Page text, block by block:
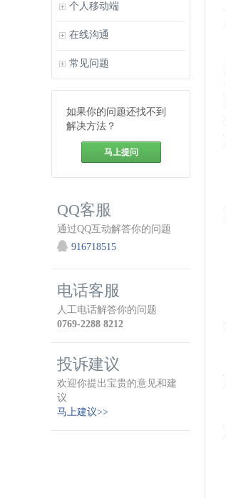
个人移动端
在线沟通
常见问题
如果你的问题还找不到
解决方法？
马上提问
QQ客服
通过QQ互动解答你的问题
916718515
电话客服
人工电话解答你的问题
0769-2288 8212
投诉建议
欢迎你提出宝贵的意见和建
议
马上建议>>